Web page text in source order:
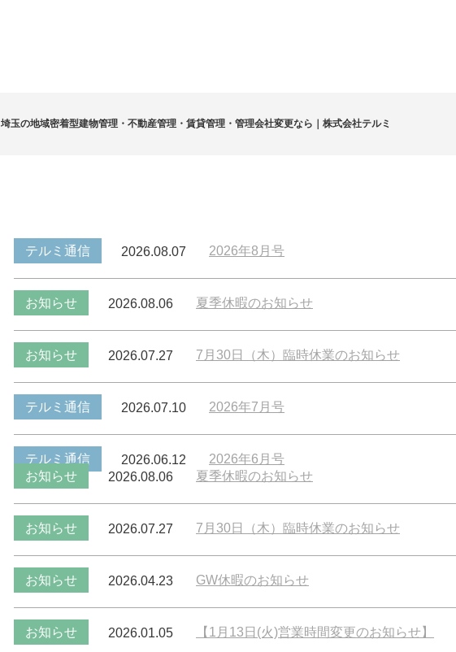
埼玉の地域密着型建物管理・不動産管理・賃貸管理・管理会社変更なら｜株式会社テルミ
テルミ通信 2026.08.07 2026年8月号
お知らせ 2026.08.06 夏季休暇のお知らせ
お知らせ 2026.07.27 7月30日（木）臨時休業のお知らせ
テルミ通信 2026.07.10 2026年7月号
テルミ通信 2026.06.12 2026年6月号
お知らせ
2026.08.06 夏季休暇のお知らせ
お知らせ 2026.07.27 7月30日（木）臨時休業のお知らせ
お知らせ 2026.04.23 GW休暇のお知らせ
お知らせ 2026.01.05 【1月13日(火)営業時間変更のお知らせ】